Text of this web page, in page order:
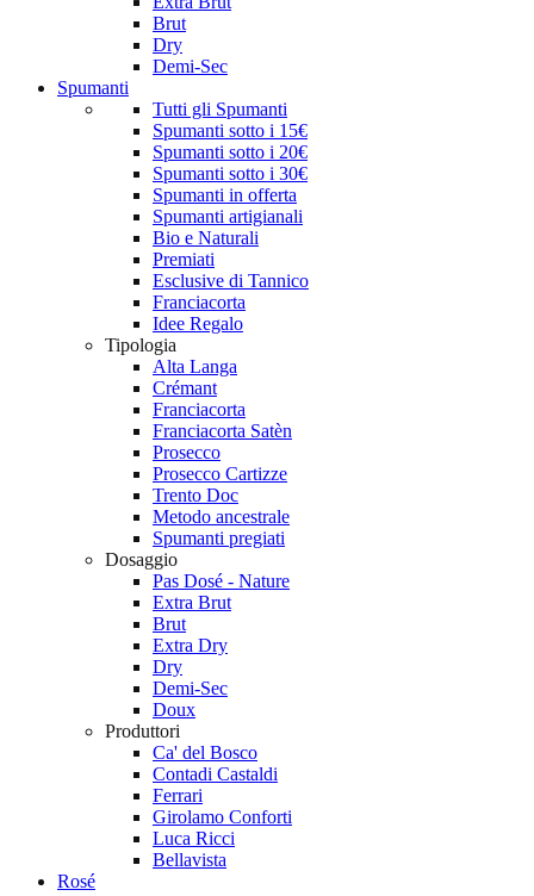
Brut
Dry
Demi-Sec
Spumanti
Tutti gli Spumanti
Spumanti sotto i 15€
Spumanti sotto i 20€
Spumanti sotto i 30€
Spumanti in offerta
Spumanti artigianali
Bio e Naturali
Premiati
Esclusive di Tannico
Franciacorta
Idee Regalo
Tipologia
Alta Langa
Crémant
Franciacorta
Franciacorta Satèn
Prosecco
Prosecco Cartizze
Trento Doc
Metodo ancestrale
Spumanti pregiati
Dosaggio
Pas Dosé - Nature
Extra Brut
Brut
Extra Dry
Dry
Demi-Sec
Doux
Produttori
Ca' del Bosco
Contadi Castaldi
Ferrari
Girolamo Conforti
Luca Ricci
Bellavista
Rosé